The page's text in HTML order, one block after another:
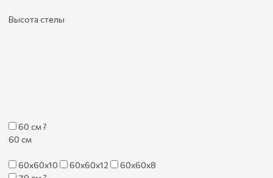
Высота стелы
60 см?
60 см
60х60х10 60х60х12
60х60х8